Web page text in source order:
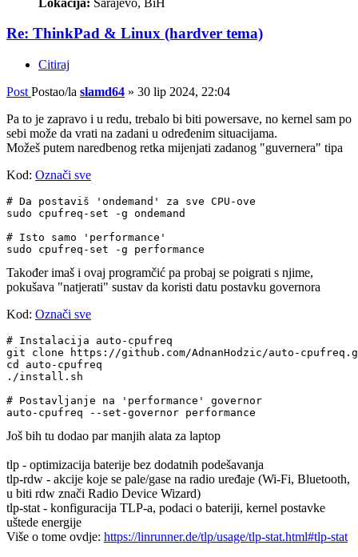
Re: ThinkPad & Linux (hardver tema)
Citiraj
Post Postao/la slamd64 » 30 lip 2024, 22:04
Pa to je zapravo i u redu, trebalo bi biti powersave, no kernel sam po
sebi može da vrati na zadani u određenim situacijama.
Možeš putem naredbenog retka mijenjati zadanog "guvernera" tipa
Kod: Označi sve
# Da postaviš 'ondemand' za sve CPU-ove
sudo cpufreq-set -g ondemand
# Isto samo 'performance'
Također imaš i ovaj programčić pa probaj se poigrati s njime,
pokušava "natjerati" sustav da koristi datu postavku governora
Kod: Označi sve
# Instalacija auto-cpufreq
git clone https://github.com/AdnanHodzic/auto-
cd auto-cpufreq
./install.sh
# Postavljanje na 'performance' governor
Još bih tu dodao par manjih alata za laptop
tlp - optimizacija baterije bez dodatnih podešavanja
tlp-rdw - akcije koje se pale/gase na radio uređaje (Wi-Fi, Bluetooth,
u biti rdw znači Radio Device Wizard)
tlp-stat - konfiguracija TLP-a, podaci o bateriji, kernel postavke
uštede energije
Više o tome ovdje: https://linrunner.de/tlp/usage/tlp-stat.html#tlp-stat